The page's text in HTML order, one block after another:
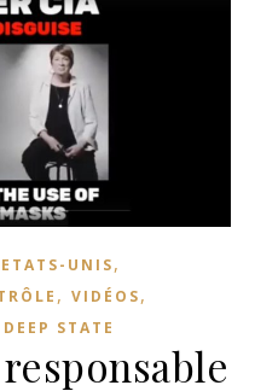
ETATS-UNIS,
, VIDÉOS,
STATE